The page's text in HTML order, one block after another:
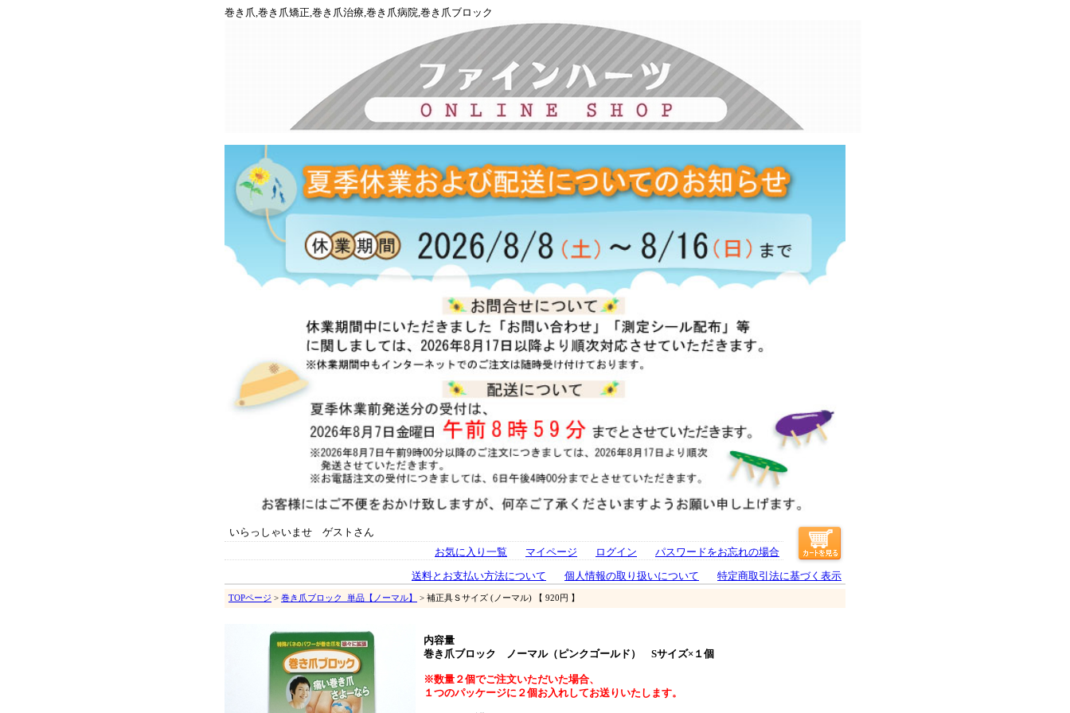
巻き爪,巻き爪矯正,巻き爪治療,巻き爪病院,巻き爪ブロック
いらっしゃいませ ゲストさん
お気に入り一覧
マイページ ログイン パスワードをお忘れの場合
送料とお支払い方法について 個人情報の取り扱いについて 特定商取引法に基づく表示
TOPページ > 巻き爪ブロック_単品【ノーマル】 > 補正具Ｓサイズ (ノーマル) 【 920円 】
内容量
巻き爪ブロック ノーマル（ピンクゴールド） Sサイズ×１個
※数量２個でご注文いただいた場合、
１つのパッケージに２個お入れしてお送りいたします。